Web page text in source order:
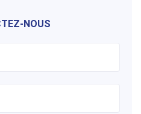
NOUS